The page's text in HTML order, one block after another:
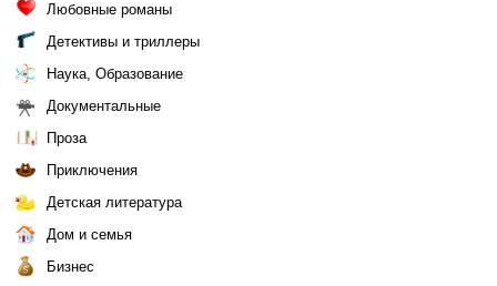
Любовные романы
Детективы и триллеры
Наука, Образование
Документальные
Проза
Приключения
Детская литература
Дом и семья
Бизнес